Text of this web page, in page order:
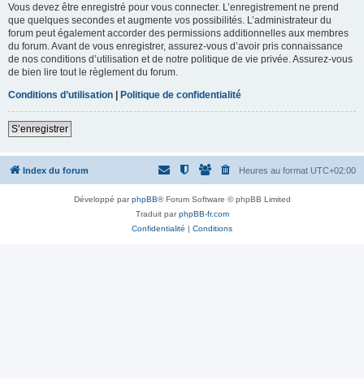
Vous devez être enregistré pour vous connecter. L’enregistrement ne prend
que quelques secondes et augmente vos possibilités. L’administrateur du
forum peut également accorder des permissions additionnelles aux membres
du forum. Avant de vous enregistrer, assurez-vous d’avoir pris connaissance
de nos conditions d’utilisation et de notre politique de vie privée. Assurez-vous
de bien lire tout le règlement du forum.
Conditions d’utilisation | Politique de confidentialité
S’enregistrer
Index du forum Heures au format UTC+02:00
Développé parphpBB® Forum Software © phpBB Limited
Traduit parphpBB-fr.com
Confidentialité | Conditions